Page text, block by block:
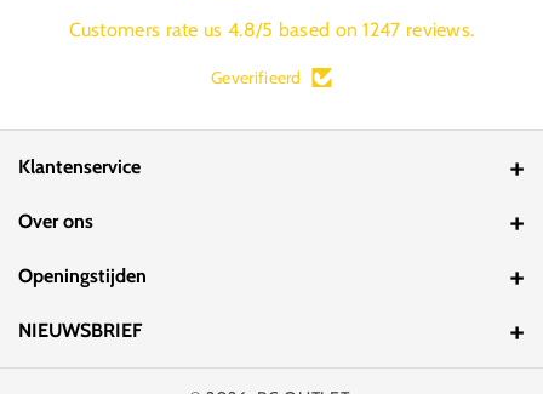
Customers rate us 4.8/5 based on 1247 reviews.
Geverifieerd
Klantenservice
Contact
Over ons
Over ons
Openingstijden
Ma 10:00 tot 18:00
Di 10:00 tot 18:00
NIEUWSBRIEF
Wilt u op de hoogte blijven.